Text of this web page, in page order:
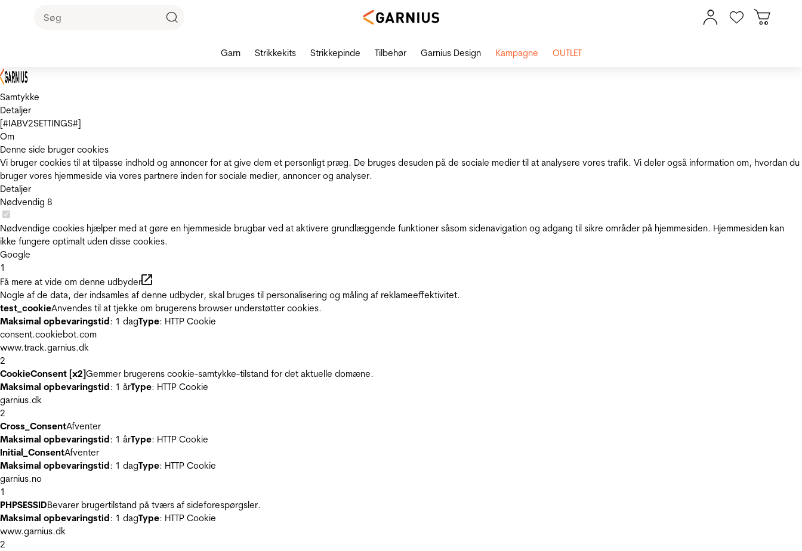
Samtykke
Detaljer
[#IABV2SETTINGS#]
Om
Denne side bruger cookies
Vi bruger cookies til at tilpasse indhold og annoncer for at give dem et personligt præg. De bruges desuden på de sociale medier til at analysere vores trafik. Vi deler også information om, hvordan du
bruger vores hjemmeside via vores partnere inden for sociale medier, annoncer og analyser.
Detaljer
Nødvendig 8
Nødvendige cookies hjælper med at gøre en hjemmeside brugbar ved at aktivere grundlæggende funktioner såsom sidenavigation og adgang til sikre områder på hjemmesiden. Hjemmesiden kan
ikke fungere optimalt uden disse cookies.
Google
1
Få mere at vide om denne udbyder
Nogle af de data, der indsamles af denne udbyder, skal bruges til personalisering og måling af reklameeffektivitet.
test_cookieAnvendes til at tjekke om brugerens browser understøtter cookies.
Maksimal opbevaringstid: 1 dagType: HTTP Cookie
consent.cookiebot.com
www.track.garnius.dk
2
CookieConsent [x2]Gemmer brugerens cookie-samtykke-tilstand for det aktuelle domæne.
Maksimal opbevaringstid: 1 årType: HTTP Cookie
garnius.dk
2
Cross_ConsentAfventer
Maksimal opbevaringstid: 1 årType: HTTP Cookie
Initial_ConsentAfventer
Maksimal opbevaringstid: 1 dagType: HTTP Cookie
garnius.no
1
PHPSESSIDBevarer brugertilstand på tværs af sideforespørgsler.
Maksimal opbevaringstid: 1 dagType: HTTP Cookie
www.garnius.dk
2
Garn Strikkekits Strikkepinde Tilbehør Garnius Design Kampagne OUTLET